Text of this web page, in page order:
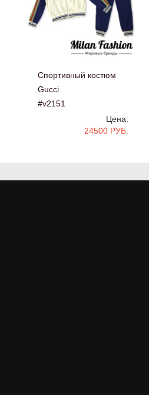
Спортивный костюм
Gucci
#v2151
Цена:
24500 РУБ.